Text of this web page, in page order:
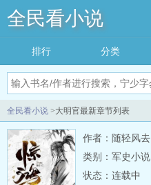
全民看小说
排行 分类
全民看小说 >大明官最新章节列表
作者：随轻风去
类别：军史小说
状态：连载中